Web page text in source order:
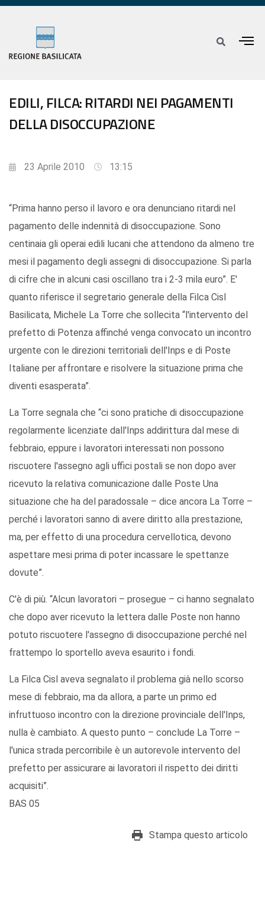
EDILI, FILCA: RITARDI NEI PAGAMENTI
DELLA DISOCCUPAZIONE
23 Aprile 2010 13:15
“Prima hanno perso il lavoro e ora denunciano ritardi nel
pagamento delle indennità di disoccupazione. Sono
centinaia gli operai edili lucani che attendono da almeno tre
mesi il pagamento degli assegni di disoccupazione. Si parla
di cifre che in alcuni casi oscillano tra i 2-3 mila euro”. E'
quanto riferisce il segretario generale della Filca Cisl
Basilicata, Michele La Torre che sollecita “l'intervento del
prefetto di Potenza affinché venga convocato un incontro
urgente con le direzioni territoriali dell'Inps e di Poste
Italiane per affrontare e risolvere la situazione prima che
diventi esasperata”.
La Torre segnala che “ci sono pratiche di disoccupazione
regolarmente licenziate dall'Inps addirittura dal mese di
febbraio, eppure i lavoratori interessati non possono
riscuotere l'assegno agli uffici postali se non dopo aver
ricevuto la relativa comunicazione dalle Poste Una
situazione che ha del paradossale – dice ancora La Torre –
perché i lavoratori sanno di avere diritto alla prestazione,
ma, per effetto di una procedura cervellotica, devono
aspettare mesi prima di poter incassare le spettanze
dovute”.
C'è di più. “Alcun lavoratori – prosegue – ci hanno segnalato
che dopo aver ricevuto la lettera dalle Poste non hanno
potuto riscuotere l'assegno di disoccupazione perché nel
frattempo lo sportello aveva esaurito i fondi.
La Filca Cisl aveva segnalato il problema già nello scorso
mese di febbraio, ma da allora, a parte un primo ed
infruttuoso incontro con la direzione provinciale dell'Inps,
nulla è cambiato. A questo punto – conclude La Torre –
l'unica strada percorribile è un autorevole intervento del
prefetto per assicurare ai lavoratori il rispetto dei diritti
acquisiti”.
BAS 05
Stampa questo articolo